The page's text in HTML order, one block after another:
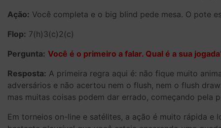
Ação: Você completa e o big blind pede mesa. O pote
Flop: 7(h)3(c)2(c)
Pergunta: Você é o primeiro a falar. Qual é a sua
Resposta: A primeira regra aqui é: não fique muito
adversários e não acertou nem o flush, nem o flush
mas muitas coisas podem dar errado, começando pela
Em torneios on-line e satélites, a ação é muito rápida e